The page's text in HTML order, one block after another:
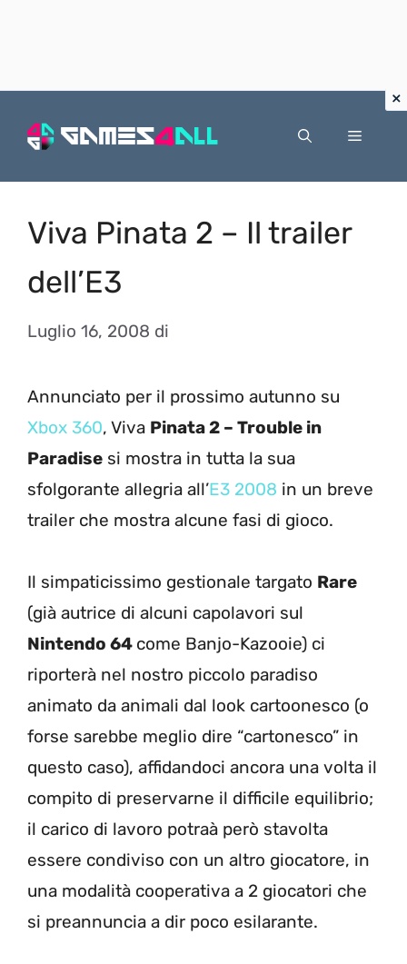
Menu
Viva Pinata 2 – Il trailer
dell’E3
Luglio 16, 2008 di
Annunciato per il prossimo autunno su
Xbox 360, Viva Pinata 2 – Trouble in
Paradise si mostra in tutta la sua
sfolgorante allegria all’E3 2008 in un breve
trailer che mostra alcune fasi di gioco.
Il simpaticissimo gestionale targato Rare
(già autrice di alcuni capolavori sul
Nintendo 64 come Banjo-Kazooie) ci
riporterà nel nostro piccolo paradiso
animato da animali dal look cartoonesco (o
forse sarebbe meglio dire “cartonesco” in
questo caso), affidandoci ancora una volta il
compito di preservarne il difficile equilibrio;
il carico di lavoro potraà però stavolta
essere condiviso con un altro giocatore, in
una modalità cooperativa a 2 giocatori che
si preannuncia a dir poco esilarante.